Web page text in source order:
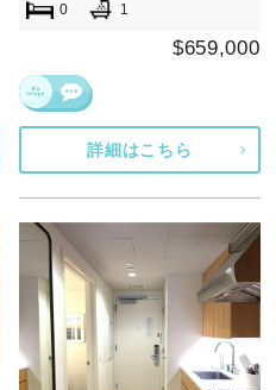
0 1
$659,000
詳細はこちら